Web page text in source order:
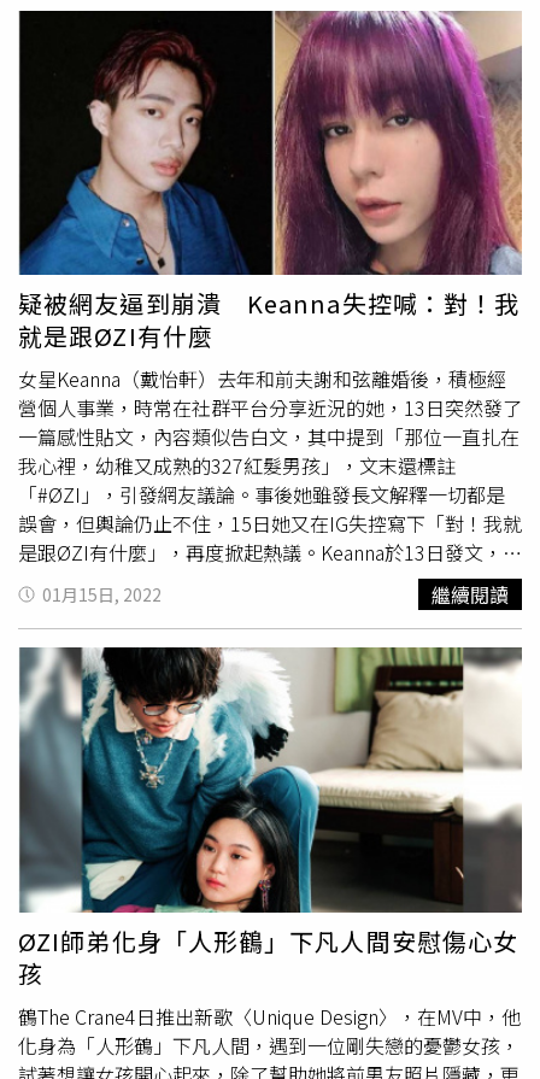
擊魔獸搭乘保母車離開台北市東區某夜店，一路直奔桃園市
南崁區，於兩點返抵住處，就算忙了一整天，體力過人的他
臉上還是充滿笑容，精神看來依舊飽滿，果然是超級運動員
體質。然而，隨行人員卻面露不悅向本刊記者表達之前已經
告誡不要再跟了，令本刊記者一頭霧水，據悉當晚是有其他
媒體闖入夜店會場內偷拍魔獸慶生的活動，誤將本刊記者當
成該媒體所致。凱渥名模蔚葒縈在餐廳與魔獸相遇，壽桃蛋
糕讓魔獸相當驚喜。（圖／取自蔚葒縈IG）當晚本刊也在夜
店外直擊新一代「鄉民老婆」吳卓源與OZI離開慶生現場，
由於她與「魔獸」曾因一同出席《GQ》年度風格大賞，兩
人還互追IG帳號，瞬間登上熱搜，想當然爾上周慶生會，她
自然是受邀嘉賓。先前她曾解釋兩人只是在活動上遇到，對
方問了她的IG帳號，然後就互加追蹤，就這麼簡單，但被問
到她與魔獸聊了些什麼？吳卓源則表示因為現場音樂太吵，
其實根本沒聊什麼，而吳卓源也在社群Po出兩人合照與粉
絲分享。魔獸生日當天下午他先後前往兩所學校與師生同
歡。（圖／取自桃園永豐雲豹職業籃球隊臉書）魔獸自從到
台灣發展後，所到之處都能感受到台灣人對他的熱情與歡
迎，而球團也在他生日當天安排了滿滿的行程，據了解他中
午先在台北市一間知名湖南菜餐廳用餐慶生，還巧遇同樣在
餐廳用餐的凱渥名模蔚葒縈，蔚葒縈端著壽桃蛋糕讓魔獸驚
訝問：「Is this birthday cake？」她也開心回他：「Ya～
this is Chinese birthday cake！」魔獸甚至還跟她懷中的愛
犬Kibi啾啾，並開口用中文跟著哼生日快樂歌，與其說是大
家替他慶生，不如說是他逗樂全場。魔獸在慶生餐會上展現
了他強大的「吸金」功力。（圖／取自桃園永豐雲豹職業籃
球隊臉書）用完生日午餐後，魔獸下午也馬不停蹄趕場，先
前往某外僑學校與學生及修女切蛋糕吹蠟燭同歡，也前往台
北市某私立中小學扮起超人，親和力讓現場小球迷嗨爆，晚
間再趕赴球團辦的「生日趴」，還將他的簽名球衣、實戰球
鞋等7樣個人專屬商品供競標，總計拍得202.6萬元，外加
「生日趴」門票收入100萬元，扣除必要開支後，將有捐贈
給慈善公益單位。在生日趴上魔獸也難得客串了「一日
DJ」。（圖／取自桃園永豐雲豹職業籃球隊臉書）
疑被網友逼到崩潰 Keanna失控喊：對！我
就是跟ØZI有什麼
女星Keanna（戴怡軒）去年和前夫謝和弦離婚後，積極經
營個人事業，時常在社群平台分享近況的她，13日突然發了
一篇感性貼文，內容類似告白文，其中提到「那位一直扎在
我心裡，幼稚又成熟的327紅髮男孩」，文末還標註
「#ØZI」，引發網友議論。事後她雖發長文解釋一切都是
誤會，但輿論仍止不住，15日她又在IG失控寫下「對！我就
是跟ØZI有什麼」，再度掀起熱議。Keanna於13日發文，文
中提到這個人最愛紅色、是「幼稚又成熟的327紅髮男
孩」，並秀出手臂上刺青的照片，正是清晰的3個數字
Keanna在IG失控寫下「對！我就是跟ØZI有什麼」。（圖／
翻攝keanna_taiyh IG）隔天，Keanna發出長文解釋，前一
天的貼文其實是在悼念自己於2019年12月19日流掉的寶
寶，「紅髮男孩」指的是朋友的寶寶，而327這個數字則是
朋友寶寶的預產期，至於「Ozi」是義大利文好好睡覺、不
要有壓力的意思，「寫下OZI，單純來自於我和寶寶家人之
間的默契，那是我們自己創造的語言。」沒想到卻被認為是
在說歌手ØZI。雖然Keanna已經解釋，但連日來的風波和輿
論讓她承受相當大的壓力，15日她疑似被網友抨擊的留言逼
到崩潰，在IG失控寫下「對！我就是跟ØZI有什麼」，並表
示「你們只是想聽這個不是嗎？」，內心似乎受了很大的委
屈。
01月15日, 2022 繼續閱讀
ØZI師弟化身「人形鶴」下凡人間安慰傷心女
孩
鶴The Crane4日推出新歌〈Unique Design〉，在MV中，他
化身為「人形鶴」下凡人間，遇到一位剛失戀的憂鬱女孩，